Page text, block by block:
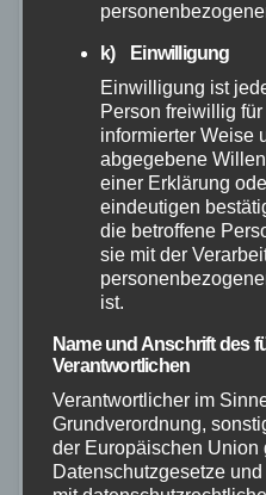
FEUERWEHR POLIZEI
Feuerwehr
Ausbreitung –
Vollbrand
k) Einwilligung
Einwilligung ist
Person freiwillig
informierter Weise
abgegebene
einer Erklärung
eindeutigen
die betroffene
sie mit der
ist.
Name und Anschrift des
Verantwortlichen
Verantwortlicher im
Grundverordnung,
der Europäischen Union
Datenschutzgesetze